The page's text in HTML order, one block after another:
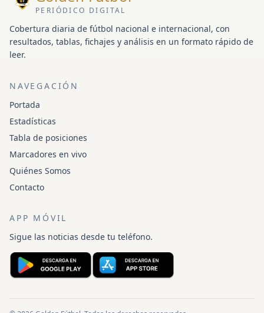
PERIÓDICO DIGITAL
Cobertura diaria de fútbol nacional e internacional, con
resultados, tablas, fichajes y análisis en un formato rápido de
leer.
NAVEGACIÓN
Portada
Estadísticas
Tabla de posiciones
Marcadores en vivo
Quiénes Somos
Contacto
APP MÓVIL
Sigue las noticias desde tu teléfono.